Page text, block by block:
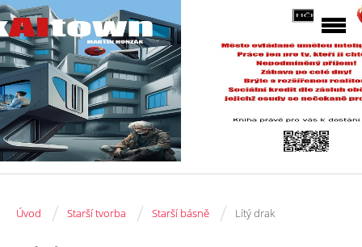
Úvod / Starší tvorba / Starší básně / Lítý drak